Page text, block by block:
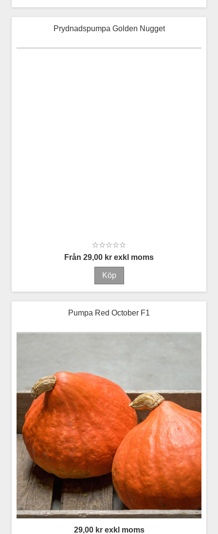
Prydnadspumpa Golden Nugget
Från 29,00 kr exkl moms
Pumpa Red October F1
29,00 kr exkl moms